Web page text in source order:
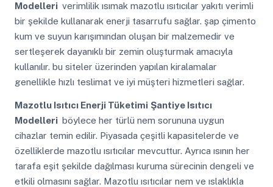
Modelleri verimlilik ısımak mazotlu ısıtıcılar yakıtı verimli
bir şekilde kullanarak enerji tasarrufu sağlar. şap çimento
kum ve suyun karışımından oluşan bir malzemedir ve
sertleşerek dayanıklı bir zemin oluşturmak amacıyla
kullanılır. bu siteler üzerinden yapılan kiralamalar
genellikle hızlı teslimat ve iyi müşteri hizmetleri sağlar.
Mazotlu Isıtıcı Enerji Tüketimi Şantiye Isıtıcı
Modelleri böylece her türlü nem sorununa uygun
cihazlar temin edilir. Piyasada çeşitli kapasitelerde ve
özelliklerde mazotlu ısıtıcılar mevcuttur. Ayrıca ısının her
tarafa eşit şekilde dağılması kuruma sürecinin dengeli ve
etkili olmasını sağlar. Mazotlu ısıtıcılar nem ve ıslaklıkla